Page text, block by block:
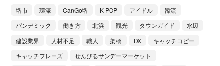
堺市
環濠 CanGo堺 K-POP アイドル
韓流
パンデミック
働き方 北浜 観光 タウンガイド
水辺
建設業界
人材不足 職人 架橋 DX
キャッチコピー
キャッチフレーズ
せんびるサンデーマーケット